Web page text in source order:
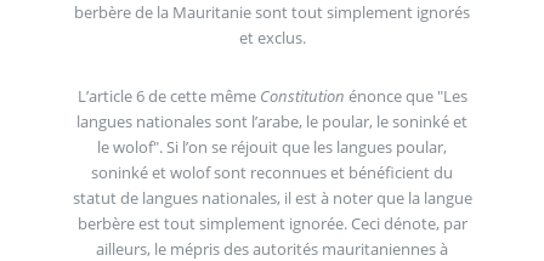
berbère de la Mauritanie sont tout simplement ignorés
et exclus.
L’article 6 de cette même Constitution énonce que "Les
langues nationales sont l’arabe, le poular, le soninké et
le wolof". Si l’on se réjouit que les langues poular,
soninké et wolof sont reconnues et bénéficient du
statut de langues nationales, il est à noter que la langue
berbère est tout simplement ignorée. Ceci dénote, par
ailleurs, le mépris des autorités mauritaniennes à